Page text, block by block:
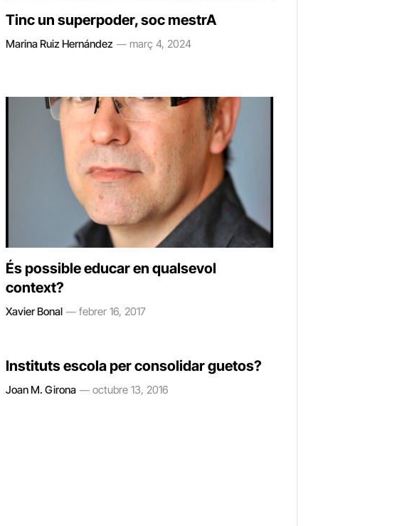
Tinc un superpoder, soc mestrA
Marina Ruiz Hernández març 4, 2024
És possible educar en qualsevol
context?
Xavier Bonal febrer 16, 2017
Instituts escola per consolidar guetos?
Joan M. Girona octubre 13, 2016